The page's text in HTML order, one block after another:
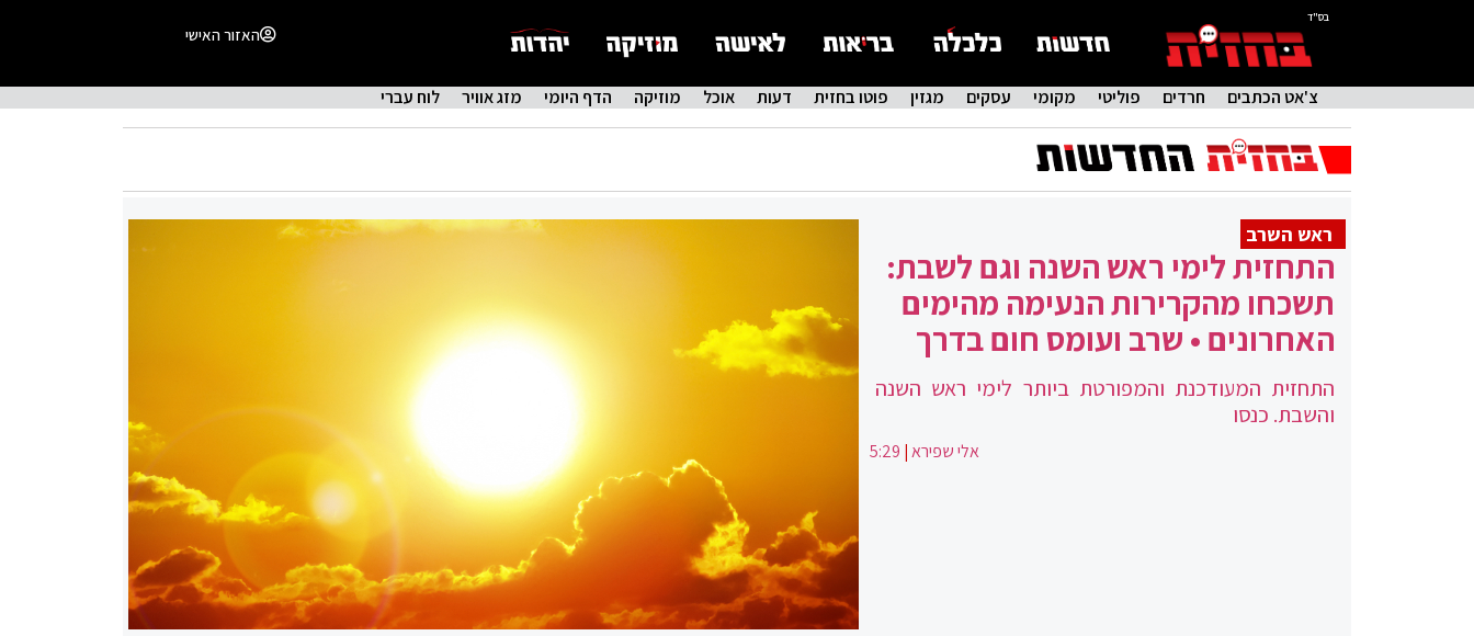
בס"ד
האזור האישי
צ'אט הכתבים חרדים פוליטי מקומי עסקים מגזין פוטו בחזית דעות אוכל מוזיקה הדף היומי מזג אוויר לוח עברי
ראש השרב
התחזית לימי ראש השנה וגם לשבת:
תשכחו מהקרירות הנעימה מהימים
האחרונים • שרב ועומס חום בדרך
התחזית המעודכנת והמפורטת ביותר לימי ראש השנה
והשבת. כנסו
אלי שפירא|
5:29